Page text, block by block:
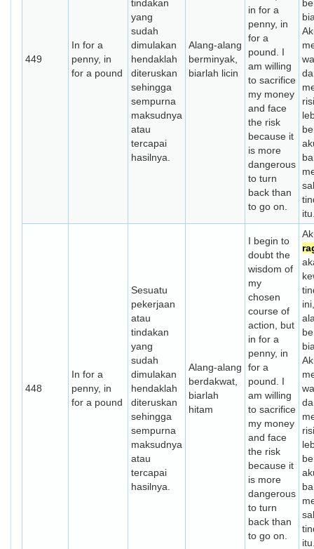
449
In for a
penny, in
for a pound
tindakan
yang
sudah
dimulakan
hendaklah
diteruskan
sehingga
sempurna
maksudnya
atau
tercapai
hasilnya.
Alang-alang
berminyak,
biarlah licin
in for a
penny, in
for a
pound. I
am willing
to sacrifice
my money
and face
the risk
because it
is more
dangerous
to turn
back than
to go on.
448
In for a
penny, in
for a pound
Sesuatu
pekerjaan
atau
tindakan
yang
sudah
dimulakan
hendaklah
diteruskan
sehingga
sempurna
maksudnya
atau
tercapai
hasilnya.
Alang-alang
berdakwat,
biarlah
hitam
I begin to
doubt the
wisdom of
my
chosen
course of
action, but
in for a
penny, in
for a
pound. I
am willing
to sacrifice
my money
and face
the risk
because it
is more
dangerous
to turn
back than
to go on.